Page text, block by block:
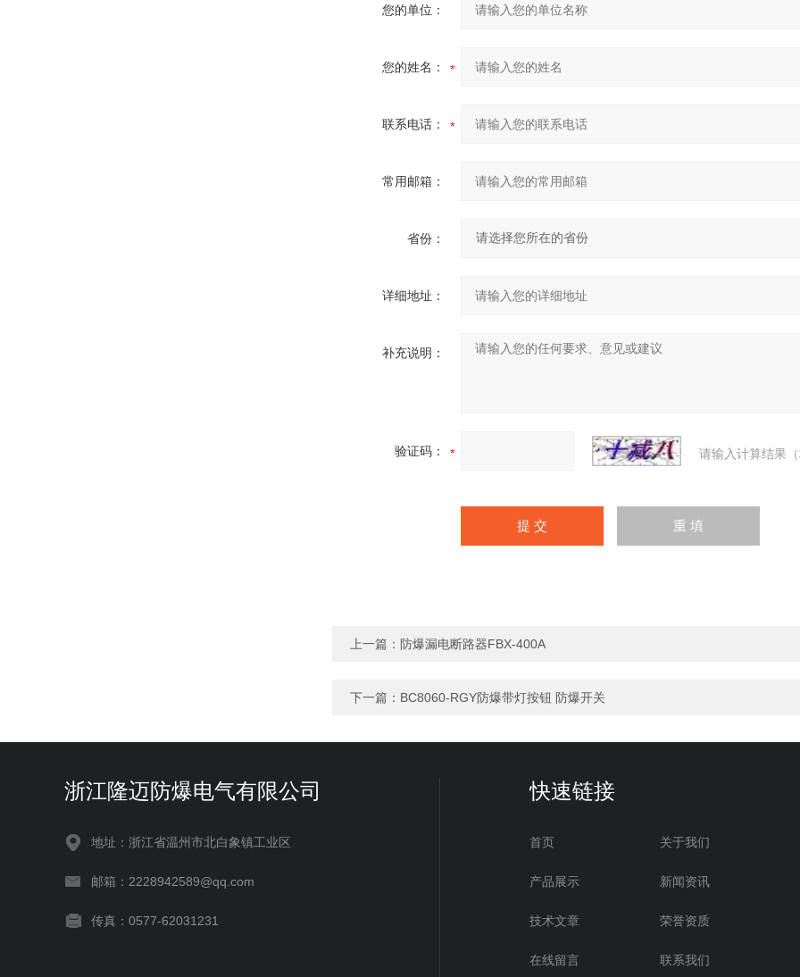
您的单位：
您的姓名：
联系电话：
常用邮箱：
省份：
详细地址：
补充说明：
验证码： 请输入计算结果
上一篇： 防爆漏电断路器FBX-400A
下一篇： BC8060-RGY防爆带灯按钮 防爆开关
浙江隆迈防爆电气有限公司
地址：浙江省温州市北白象镇工业区
邮箱：2228942589@qq.com
传真：0577-62031231
快速链接
首页 关于我们
产品展示 新闻资讯
技术文章 荣誉资质
在线留言 联系我们